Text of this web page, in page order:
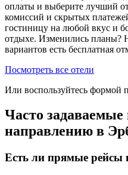
оплаты и выберите лучший
комиссий и скрытых
гостиницу на любой вкус и
отдыхе. Изменились планы?
вариантов есть бесплатная
Посмотреть все отели
Или воспользуйтесь формой
Часто
направлению в
Есть ли прямые рейсы